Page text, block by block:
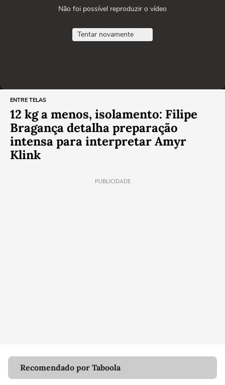
Não foi possível reproduzir o vídeo
Tentar novamente
ENTRE TELAS
12 kg a menos, isolamento: Filipe
Bragança detalha preparação
intensa para interpretar Amyr
Klink
PUBLICIDADE
Recomendado por Taboola